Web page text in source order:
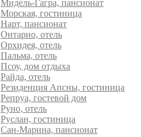
Мидель-Гагра, пансионат
Морская, гостиница
Нарт, пансионат
Онтарио, отель
Орхидея, отель
Пальма, отель
Псоу, дом отдыха
Райда, отель
Резиденция Апсны, гостиница
Репруа, гостевой дом
Руно, отель
Руслан, гостиница
Сан-Марина, пансионат